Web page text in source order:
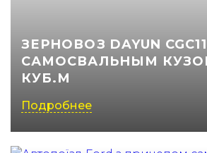
ЗЕРНОВОЗ DAYUN
САМОСВАЛЬНЫМ
КУБ.М
Подробнее